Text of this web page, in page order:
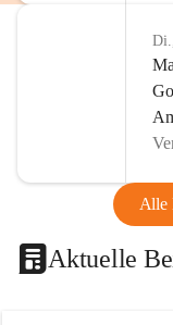
Alle
Aktuelle